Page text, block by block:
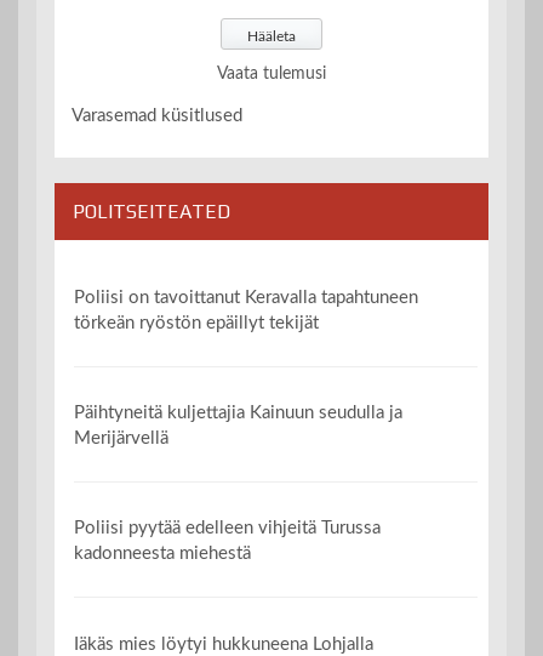
Vaata tulemusi
Varasemad küsitlused
POLITSEITEATED
Poliisi on tavoittanut Keravalla tapahtuneen
törkeän ryöstön epäillyt tekijät
Päihtyneitä kuljettajia Kainuun seudulla ja
Merijärvellä
Poliisi pyytää edelleen vihjeitä Turussa
kadonneesta miehestä
Iäkäs mies löytyi hukkuneena Lohjalla